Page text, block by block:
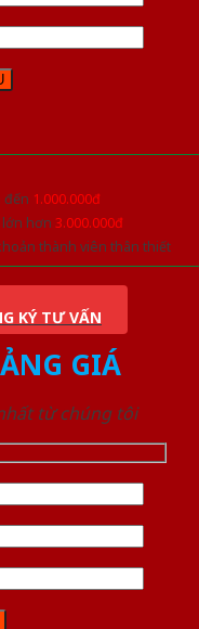
đến 1.000.000đ
hơn 3.000.000đ
thành viên thân thiết
KÝ TƯ VẤN
GIÁ
từ chúng tôi